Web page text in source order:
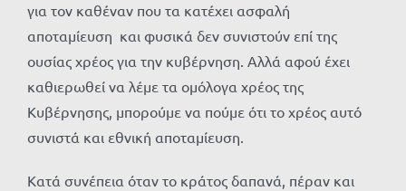
για τον καθέναν που τα κατέχει ασφαλή
αποταμίευση και φυσικά δεν συνιστούν επί της
ουσίας χρέος για την κυβέρνηση. Αλλά αφού έχει
καθιερωθεί να λέμε τα ομόλογα χρέος της
Κυβέρνησης, μπορούμε να πούμε ότι το χρέος αυτό
συνιστά και εθνική αποταμίευση.
Κατά συνέπεια όταν το κράτος δαπανά, πέραν και